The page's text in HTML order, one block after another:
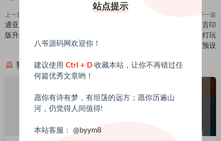
上一篇
通亚彩票源码-大富5.0系统全新改
版升级
下一篇
【商业资源】二开商城版多语言印
度红绿灯盘/印度红绿灯/红绿灯玩
法/带预设
猜你喜欢
站点提示
八爷源码网欢迎你！
建议使用 Ctrl + D 收藏本站，让你不再错过任
何篇优秀文章哟！
愿你有诗有梦，有坦荡的远方；愿你历遍山
河，仍觉得人间值得!
本站客服： @byym8